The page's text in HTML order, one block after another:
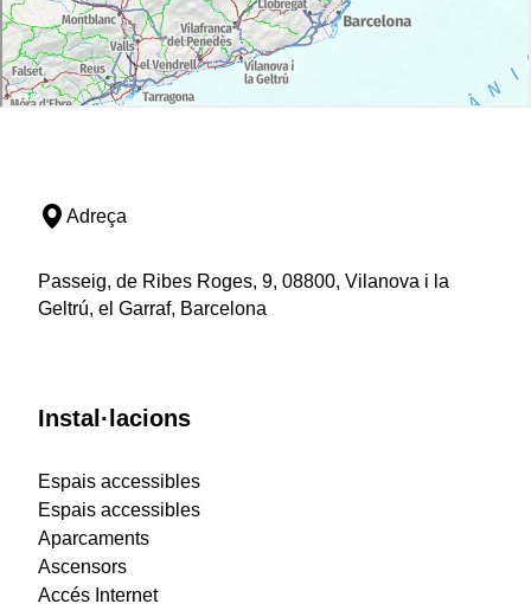
Adreça
Passeig, de Ribes Roges, 9, 08800, Vilanova i la
Geltrú, el Garraf, Barcelona
Instal·lacions
Espais accessibles
Espais accessibles
Aparcaments
Ascensors
Accés Internet